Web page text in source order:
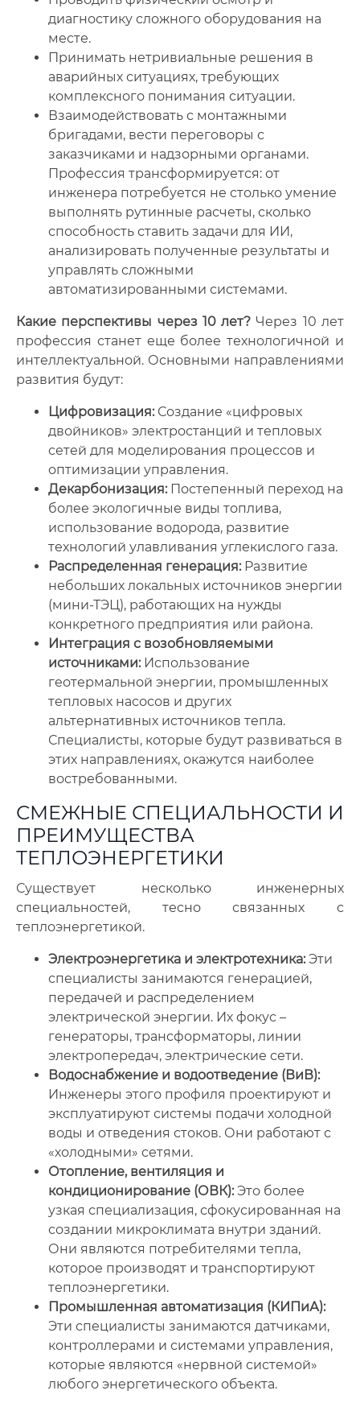
диагностику сложного оборудования на
месте.
Принимать нетривиальные решения в
аварийных ситуациях, требующих
комплексного понимания ситуации.
Взаимодействовать с монтажными
бригадами, вести переговоры с
заказчиками и надзорными органами.
Профессия трансформируется: от
инженера потребуется не столько умение
выполнять рутинные расчеты, сколько
способность ставить задачи для ИИ,
анализировать полученные результаты и
управлять сложными
автоматизированными системами.
Какие перспективы через 10 лет? Через 10 лет
профессия станет еще более технологичной и
интеллектуальной. Основными направлениями
развития будут:
Цифровизация:Создание «цифровых
двойников» электростанций и тепловых
сетей для моделирования процессов и
оптимизации управления.
Декарбонизация:Постепенный переход на
более экологичные виды топлива,
использование водорода, развитие
технологий улавливания углекислого газа.
Распределенная генерация:Развитие
небольших локальных источников энергии
(мини-ТЭЦ), работающих на нужды
конкретного предприятия или района.
Интеграция с возобновляемыми
источниками:Использование
геотермальной энергии, промышленных
тепловых насосов и других
альтернативных источников тепла.
Специалисты, которые будут развиваться в
этих направлениях, окажутся наиболее
востребованными.
СМЕЖНЫЕ СПЕЦИАЛЬНОСТИ И
ПРЕИМУЩЕСТВА
ТЕПЛОЭНЕРГЕТИКИ
Существует несколько инженерных
специальностей, тесно связанных с
теплоэнергетикой.
Электроэнергетика и электротехника:Эти
специалисты занимаются генерацией,
передачей и распределением
электрической энергии. Их фокус –
генераторы, трансформаторы, линии
электропередач, электрические сети.
Водоснабжение и водоотведение (ВиВ):
Инженеры этого профиля проектируют и
эксплуатируют системы подачи холодной
воды и отведения стоков. Они работают с
«холодными» сетями.
Отопление, вентиляция и
кондиционирование (ОВК):Это более
узкая специализация, сфокусированная на
создании микроклимата внутри зданий.
Они являются потребителями тепла,
которое производят и транспортируют
теплоэнергетики.
Промышленная автоматизация (КИПиА):
Эти специалисты занимаются датчиками,
контроллерами и системами управления,
которые являются «нервной системой»
любого энергетического объекта.